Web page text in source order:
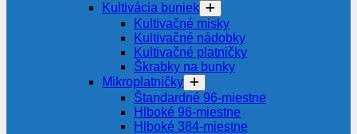
Kultivácia buniek
Kultivačné misky
Kultivačné nádobky
Kultivačné platničky
Škrabky na bunky
Mikroplatničky
Štandardné 96-miestne
Hlboké 96-miestne
Hlboké 384-miestne